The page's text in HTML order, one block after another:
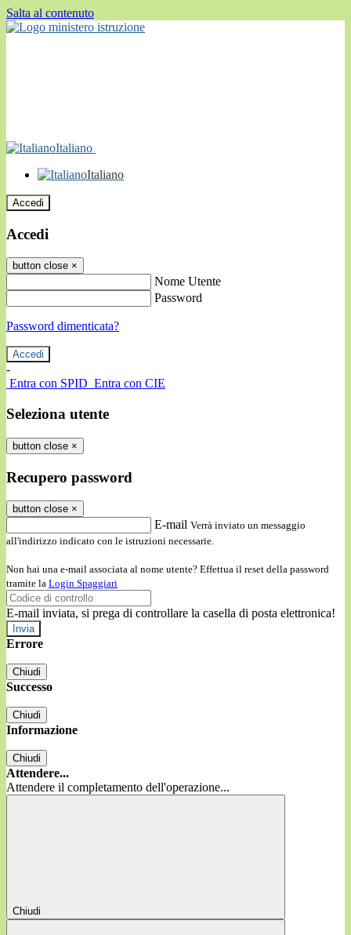
Salta al contenuto
Italiano
Italiano
Accedi
Accedi
button close ×
Nome Utente
Password
Password dimenticata?
-
Entra con SPID Entra con CIE
Seleziona utente
button close ×
Recupero password
button close ×
E-mail Verrà inviato un messaggio
all'indirizzo indicato con le istruzioni necessarie.
Non hai una e-mail associata al nome utente? Effettua il reset della password
tramite la Login Spaggiari
E-mail inviata, si prega di controllare la casella di posta elettronica!
Errore
Chiudi
Successo
Chiudi
Informazione
Chiudi
Attendere...
Attendere il completamento dell'operazione...
Chiudi